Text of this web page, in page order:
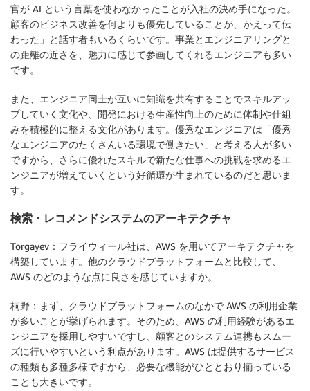
官が AI という言葉を使わなかったことが入社の決め手になった。
顧客のビジネス改善を何よりも優先していることが、かえって伝
わった」と話す者もいるくらいです。事業とエンジニアリングと
の距離の近さを、魅力に感じて参画してくれるエンジニアも多い
です。
また、エンジニア同士が互いに知識を共有することでスキルアッ
プしていく文化や、開発における生産性向上のために体制や仕組
みを積極的に整える文化があります。優秀なエンジニアは「優秀
なエンジニアのたくさんいる環境で働きたい」と考える人が多い
ですから、さらに優れたスキルで新たな仕事への挑戦を求めるエ
ンジニアが増えていくという好循環が生まれているのだと思いま
す。
検索・レコメンドシステムのアーキテクチャ
Torgayev：フライウィール社は、AWS を用いてアーキテクチャを
構築しています。他のクラウドプラットフォームと比較して、
AWS のどのような点に良さを感じていますか。
桐野：まず、クラウドプラットフォームのなかで AWS の利用企業
が多いことが挙げられます。そのため、AWS の利用経験があるエ
ンジニアを採用しやすいですし、顧客とのシステム連携もスムー
ズに行いやすいという利点があります。AWS は提供するサービス
の種類も多種多様ですから、必要な機能がひととおり揃っている
ことも大きいです。